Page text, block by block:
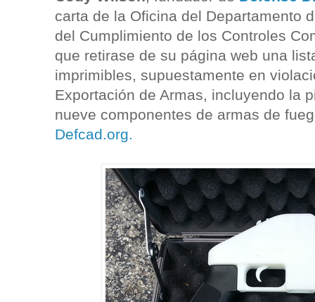
carta de la Oficina del Departamento
del Cumplimiento de los Controles
que retirase de su página web una
imprimibles, supuestamente en
Exportación de Armas, incluyendo la
nueve componentes de armas de
Defcad.org.